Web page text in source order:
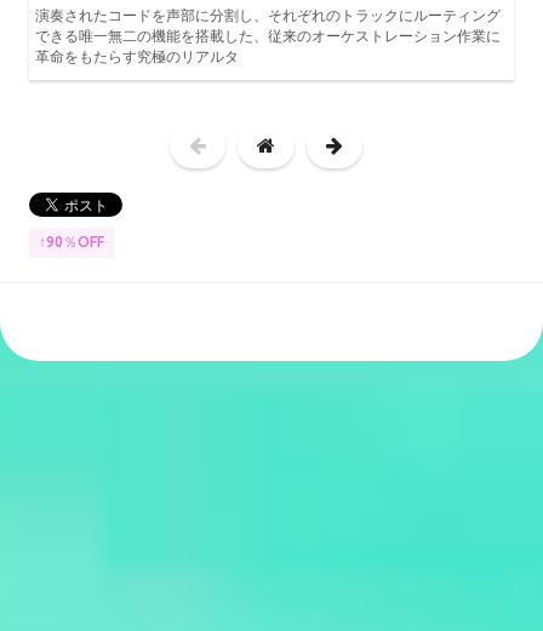
演奏されたコードを声部に分割し、それぞれのトラックにルーティング
できる唯一無二の機能を搭載した、従来のオーケストレーション作業に
革命をもたらす究極のリアルタ
↑90％OFF